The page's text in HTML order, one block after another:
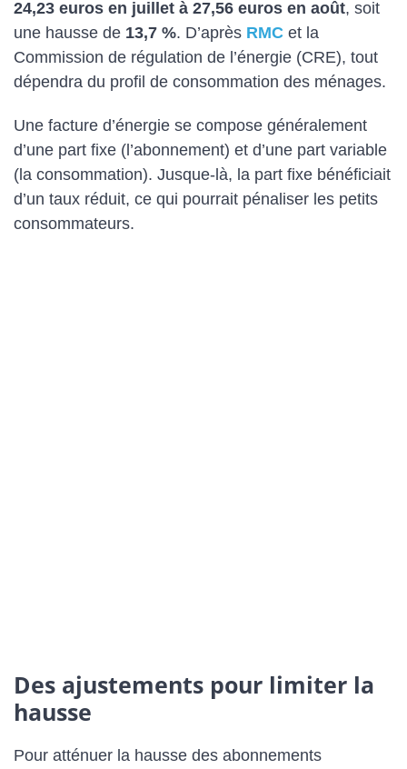
24,23 euros en juillet à 27,56 euros en août, soit
une hausse de 13,7 %. D’après RMC et la
Commission de régulation de l’énergie (CRE), tout
dépendra du profil de consommation des ménages.
Une facture d’énergie se compose généralement
d’une part fixe (l’abonnement) et d’une part variable
(la consommation). Jusque-là, la part fixe bénéficiait
d’un taux réduit, ce qui pourrait pénaliser les petits
consommateurs.
Des ajustements pour limiter la
hausse
Pour atténuer la hausse des abonnements